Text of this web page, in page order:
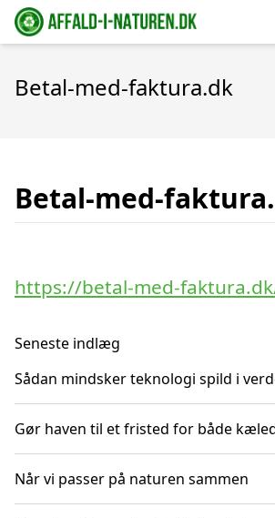
Betal-med-faktura.dk
Betal-med-
https://betal-med-
Seneste indlæg
Sådan mindsker teknologi spild i
Gør haven til et fristed for både
Når vi passer på naturen sammen